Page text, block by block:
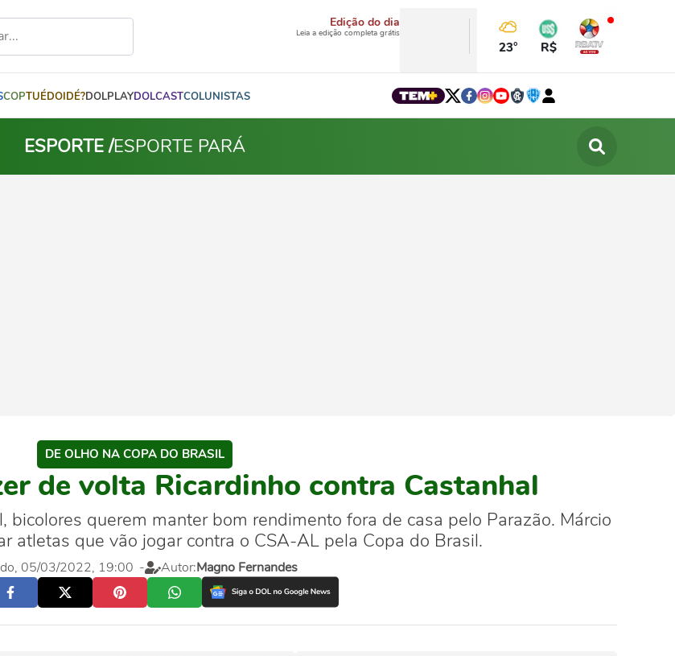
Edição do dia
Leia a edição completa grátis
23° R$
COPTUÉDOIDÉ?DOLPLAYDOLCASTCOLUNISTAS
ESPORTE /ESPORTE PARÁ
DE OLHO NA COPA DO BRASIL
de volta Ricardinho contra Castanhal
querem manter bom rendimento fora de casa pelo Parazão. Márcio
atletas que vão jogar contra o CSA-AL pela Copa do Brasil.
05/03/2022, 19:00 - Autor:Magno Fernandes